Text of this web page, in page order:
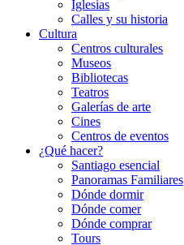
Iglesias
Calles y su historia
Cultura
Centros culturales
Museos
Bibliotecas
Teatros
Galerí­as de arte
Cines
Centros de eventos
¿Qué hacer?
Santiago esencial
Panoramas Familiares
Dónde dormir
Dónde comer
Dónde comprar
Tours